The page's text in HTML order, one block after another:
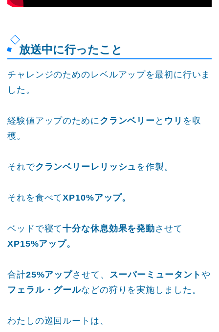
放送中に行ったこと
チャレンジのためのレベルアップを最初に行いま
した。
経験値アップのために クランベリー と ウリ を収
穫。
それでクランベリーレリッシュ を作製。
それを食べてXP10%アップ。
ベッドで寝て十分な休息効果を発動させて
XP15%アップ。
合計25%アップさせて、 スーパーミュータントや
フェラル・グールなどの狩りを実施しました。
わたしの巡回ルートは、